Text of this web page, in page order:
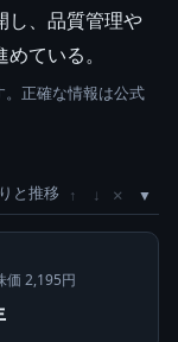
し、品質管理や
ている。
正確な情報は公式
と推移 ↑ ↓ ×
価 2,195円